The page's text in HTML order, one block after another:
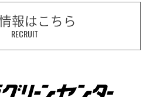
報はこちら
RECRUIT